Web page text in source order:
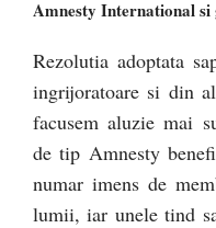
Amnesty International si
Rezolutia adoptata
ingrijoratoare si din
facusem aluzie mai
de tip Amnesty
numar imens de
lumii, iar unele tind